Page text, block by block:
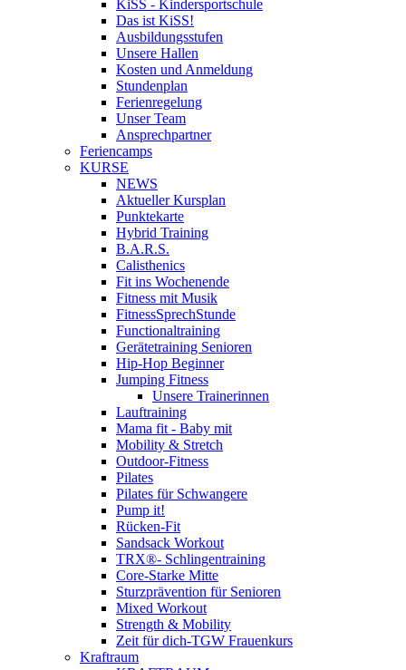
KiSS - Kindersportschule
Das ist KiSS!
Ausbildungsstufen
Unsere Hallen
Kosten und Anmeldung
Stundenplan
Ferienregelung
Unser Team
Ansprechpartner
Feriencamps
KURSE
NEWS
Aktueller Kursplan
Punktekarte
Hybrid Training
B.A.R.S.
Calisthenics
Fit ins Wochenende
Fitness mit Musik
FitnessSprechStunde
Functionaltraining
Gerätetraining Senioren
Hip-Hop Beginner
Jumping Fitness
Unsere Trainerinnen
Lauftraining
Mama fit - Baby mit
Mobility & Stretch
Outdoor-Fitness
Pilates
Pilates für Schwangere
Pump it!
Rücken-Fit
Sandsack Workout
TRX®- Schlingentraining
Core-Starke Mitte
Sturzprävention für Senioren
Mixed Workout
Strength & Mobility
Zeit für dich-TGW Frauenkurs
Kraftraum